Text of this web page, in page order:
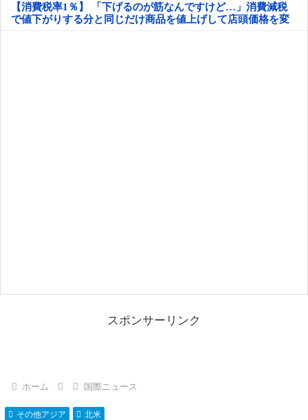
【消費税率1％】 「下げるのが筋なんですけど…」消費減税
で値下がりする分と同じだけ商品を値上げして店頭価格を変
えない店も
スポンサーリンク
ホーム 国際ニュース
その他アジア 北米